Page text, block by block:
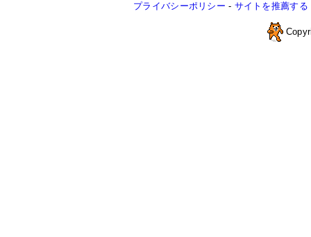
プライバシーポリシー - サイトを推薦する